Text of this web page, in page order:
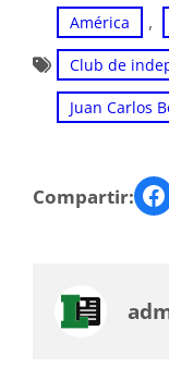
América ,
Club de
Juan Carlos
Compartir: Facebook